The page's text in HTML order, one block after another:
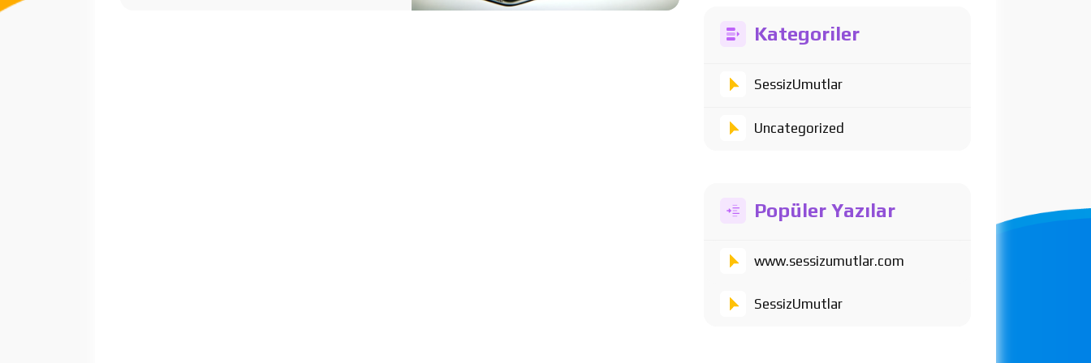
Kategoriler
SessizUmutlar
Uncategorized
Popüler Yazılar
www.sessizumutlar.com
SessizUmutlar